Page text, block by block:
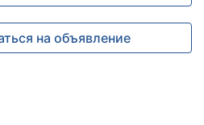
на объявление